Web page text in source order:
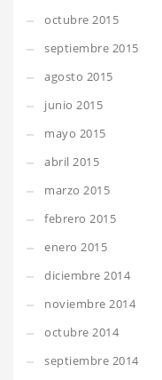
octubre 2015
septiembre 2015
agosto 2015
junio 2015
mayo 2015
abril 2015
marzo 2015
febrero 2015
enero 2015
diciembre 2014
noviembre 2014
octubre 2014
septiembre 2014